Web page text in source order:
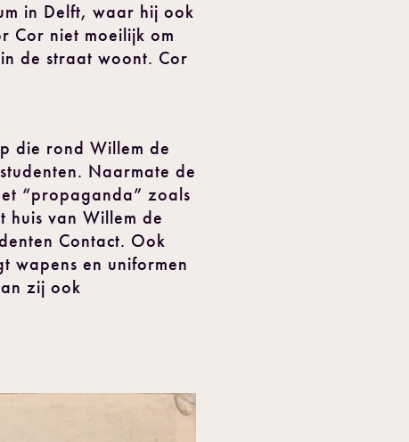
in Delft, waar hij ook
Cor niet moeilijk om
de straat woont. Cor
die rond Willem de
Naarmate de
“propaganda” zoals
van Willem de
Contact. Ook
wapens en uniformen
zij ook